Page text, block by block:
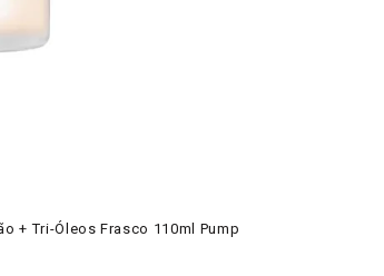
+ Tri-Óleos Frasco 110ml Pump